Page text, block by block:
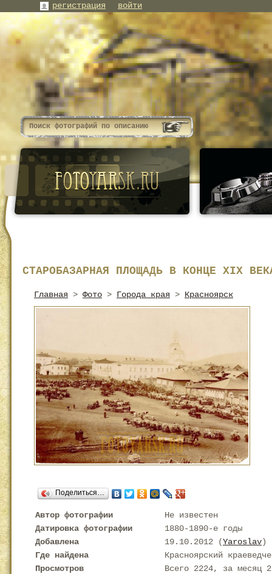
СТАРОБАЗАРНАЯ ПЛОЩАДЬ В КОНЦЕ XIX
Главная > Фото > Города края > Красноярск
Поделиться…
Автор фотографии
Не известен
Датировка фотографии
1880-1890-е годы
Добавлена
19.10.2012 (Yaroslav)
Где найдена
Красноярский
Просмотров
Всего 2224, за месяц
регистрация войти